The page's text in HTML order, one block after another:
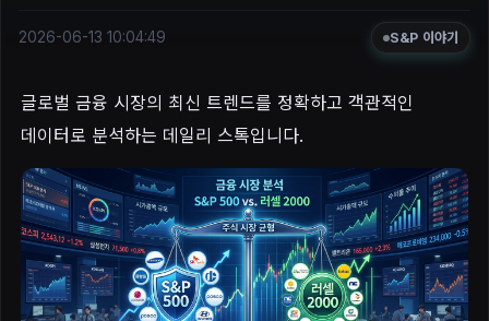
2026-06-13 10:04:49 S&P 이야기
글로벌 금융 시장의 최신 트렌드를 정확하고 객관적인
데이터로 분석하는 데일리 스톡입니다.